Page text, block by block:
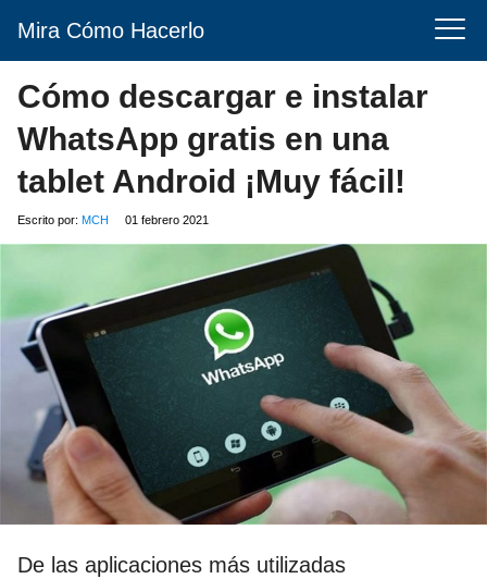
Mira Cómo Hacerlo
Cómo descargar e instalar
WhatsApp gratis en una
tablet Android ¡Muy fácil!
Escrito por: MCH 01 febrero 2021
De las aplicaciones más utilizadas